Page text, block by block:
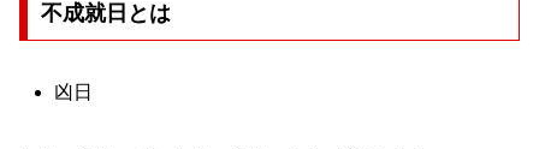
不成就日とは
凶日